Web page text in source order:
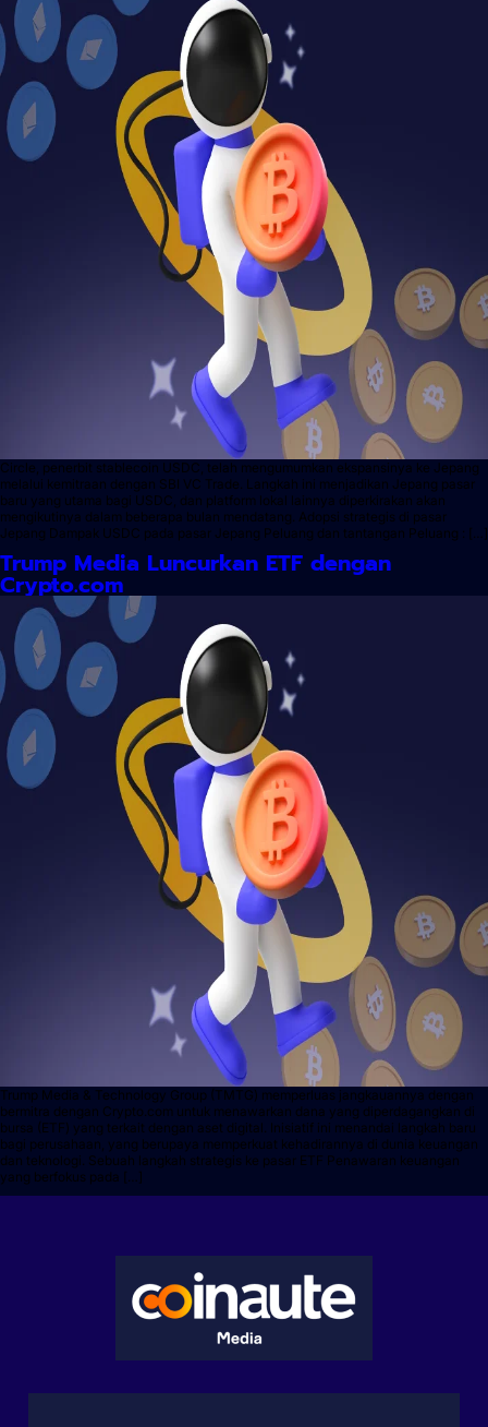
Circle, penerbit stablecoin USDC, telah mengumumkan ekspansinya ke Jepang
melalui kemitraan dengan SBI VC Trade. Langkah ini menjadikan Jepang pasar
baru yang utama bagi USDC, dan platform lokal lainnya diperkirakan akan
mengikutinya dalam beberapa bulan mendatang. Adopsi strategis di pasar
Jepang Dampak USDC pada pasar Jepang Peluang dan tantangan Peluang : […]
Trump Media Luncurkan ETF dengan
Crypto.com
Trump Media & Technology Group (TMTG) memperluas jangkauannya dengan
bermitra dengan Crypto.com untuk menawarkan dana yang diperdagangkan di
bursa (ETF) yang terkait dengan aset digital. Inisiatif ini menandai langkah baru
bagi perusahaan, yang berupaya memperkuat kehadirannya di dunia keuangan
dan teknologi. Sebuah langkah strategis ke pasar ETF Penawaran keuangan
yang berfokus pada […]